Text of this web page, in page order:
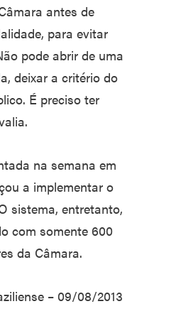
antes de
para evitar
pode abrir de uma
deixar a critério do
É preciso ter
na semana em
a implementar o
sistema, entretanto,
com somente 600
da Câmara.
– 09/08/2013